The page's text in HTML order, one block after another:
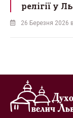
запрошує
11:28